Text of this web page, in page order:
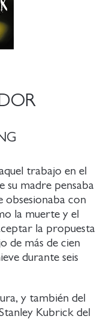
trabajo en el
su madre pensaba
obsesionaba con
la muerte y el
la propuesta
de más de cien
durante seis
y también del
Kubrick del